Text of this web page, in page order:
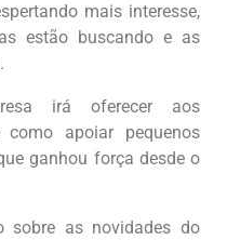
mais interesse,
estão buscando e as
irá oferecer aos
como apoiar pequenos
ganhou força desde o
sobre as novidades do